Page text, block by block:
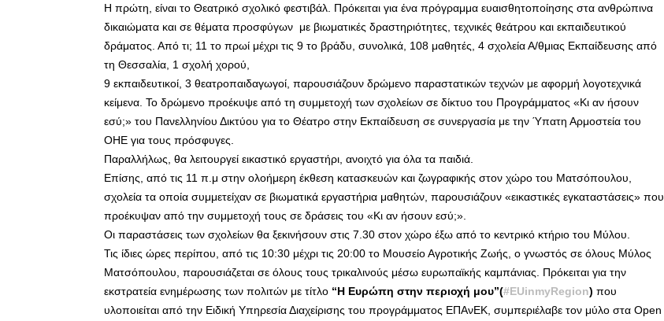
Η πρώτη, είναι το Θεατρικό σχολικό φεστιβάλ. Πρόκειται για ένα πρόγραμμα ευαισθητοποίησης στα ανθρώπινα
δικαιώματα και σε θέματα προσφύγων με βιωματικές δραστηριότητες, τεχνικές θεάτρου και εκπαιδευτικού
δράματος. Από τι; 11 το πρωί μέχρι τις 9 το βράδυ, συνολικά, 108 μαθητές, 4 σχολεία Α/θμιας Εκπαίδευσης από
τη Θεσσαλία, 1 σχολή χορού,
9 εκπαιδευτικοί, 3 θεατροπαιδαγωγοί, παρουσιάζουν δρώμενο παραστατικών τεχνών με αφορμή λογοτεχνικά
κείμενα. Το δρώμενο προέκυψε από τη συμμετοχή των σχολείων σε δίκτυο του Προγράμματος «Κι αν ήσουν
εσύ;» του Πανελληνίου Δικτύου για το Θέατρο στην Εκπαίδευση σε συνεργασία με την Ύπατη Αρμοστεία του
ΟΗΕ για τους πρόσφυγες.
Παραλλήλως, θα λειτουργεί εικαστικό εργαστήρι, ανοιχτό για όλα τα παιδιά.
Επίσης, από τις 11 π.μ στην ολοήμερη έκθεση κατασκευών και ζωγραφικής στον χώρο του Ματσόπουλου,
σχολεία τα οποία συμμετείχαν σε βιωματικά εργαστήρια μαθητών, παρουσιάζουν «εικαστικές εγκαταστάσεις» που
προέκυψαν από την συμμετοχή τους σε δράσεις του «Κι αν ήσουν εσύ;».
Οι παραστάσεις των σχολείων θα ξεκινήσουν στις 7.30 στον χώρο έξω από το κεντρικό κτήριο του Μύλου.
Τις ίδιες ώρες περίπου, από τις 10:30 μέχρι τις 20:00 το Μουσείο Αγροτικής Ζωής, ο γνωστός σε όλους Μύλος
Ματσόπουλου, παρουσιάζεται σε όλους τους τρικαλινούς μέσω ευρωπαϊκής καμπάνιας. Πρόκειται για την
εκστρατεία ενημέρωσης των πολιτών με τίτλο “Η Ευρώπη στην περιοχή μου”(#EUinmyRegion) που
υλοποιείται από την Ειδική Υπηρεσία Διαχείρισης του προγράμματος ΕΠΑνΕΚ, συμπεριέλαβε τον μύλο στα Open